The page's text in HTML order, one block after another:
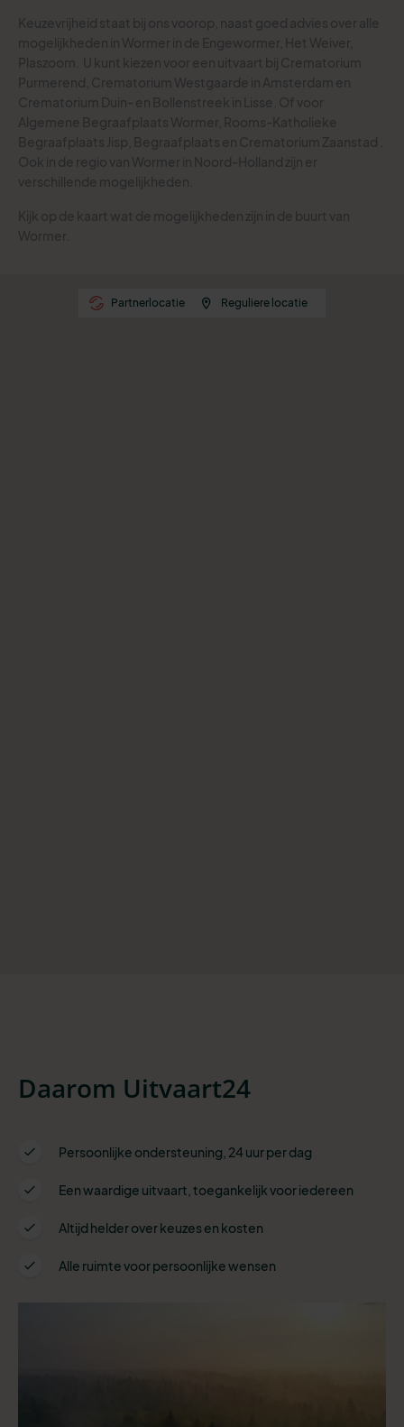
Partnerlocatie Reguliere locatie
Daarom Uitvaart24
Persoonlijke ondersteuning, 24 uur per dag
Een waardige uitvaart, toegankelijk voor iedereen
Altijd helder over keuzes en kosten
Alle ruimte voor persoonlijke wensen